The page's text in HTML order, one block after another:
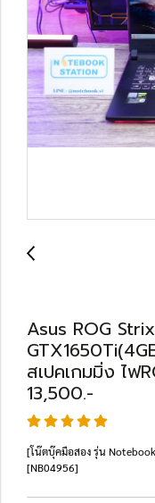
Asus ROG
สเปคเกมมิ่ง ไฟ
13,500.-
[โน๊ตบุ๊คมือสอง รุ่น
[NB04956]